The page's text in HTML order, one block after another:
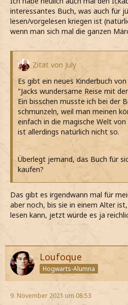
interessantes Buch, was auch für
lesen/vorgelesen kriegen ist
wenn man sich mal die ganzen
Zitat von July
Es gibt ein neues Kinderbuch
"Jacks wundersame Reise mit
Ein bisschen musste ich bei der
schmunzeln, weil man meinen
einfach in die magische Welt
ist allerdings natürlich nicht so.
Überlegt jemand, das Buch für
kaufen?
Das gibt es irgendwann mal für
aber noch, bis sie in einem Alter
lesen kann, jetzt würde es ja
Loufoque
Hogwarts-Alumna
9. November 2021 um 08:53